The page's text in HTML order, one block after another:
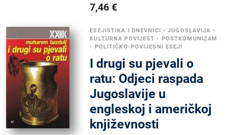
7,46 €
ESEJISTIKA I DNEVNICI •JUGOSLAVIJA •
KULTURNA POVIJEST • POSTKOMUNIZAM
• POLITIČKO-POVIJESNI ESEJI
I drugi su pjevali o
ratu: Odjeci raspada
Jugoslavije u
engleskoj i američkoj
književnosti